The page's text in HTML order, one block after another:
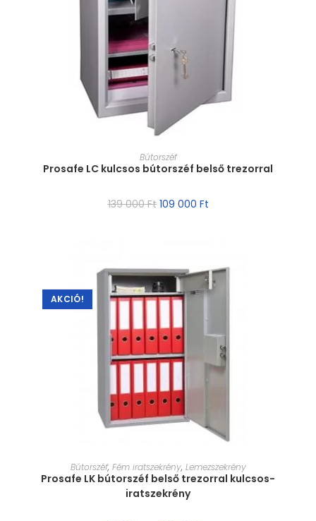
MÉRET VÁLASZTÁSA
Bútorszéf
Prosafe LC kulcsos bútorszéf belső trezorral
139 000Ft 109 000 Ft
AKCIÓ!
MÉRET VÁLASZTÁSA
Bútorszéf, Fém iratszekrény, Lemezszekrény
Prosafe LK bútorszéf belső trezorral kulcsos-
iratszekrény